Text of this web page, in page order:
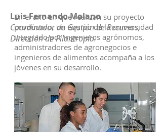
Luis Fernando Molano
Coordinador de Gestión de Recursos,
Dirección de Filantropía.
En el año en que realizan su proyecto
productivo, un equipo de la universidad
integrado por ingenieros agrónomos,
administradores de agronegocios e
ingenieros de alimentos acompaña a los
jóvenes en su desarrollo.